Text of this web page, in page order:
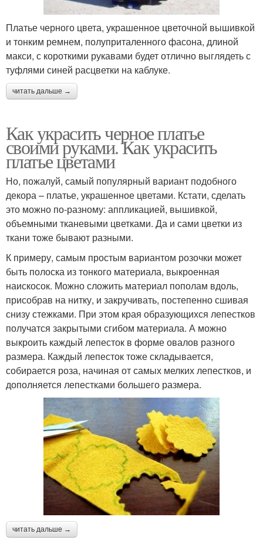
Платье черного цвета, украшенное цветочной вышивкой
и тонким ремнем, полуприталенного фасона, длиной
макси, с короткими рукавами будет отлично выглядеть с
туфлями синей расцветки на каблуке.
читать дальше →
Как украсить черное платье
своими руками. Как украсить
платье цветами
Но, пожалуй, самый популярный вариант подобного
декора – платье, украшенное цветами. Кстати, сделать
это можно по-разному: аппликацией, вышивкой,
объемными тканевыми цветками. Да и сами цветки из
ткани тоже бывают разными.
К примеру, самым простым вариантом розочки может
быть полоска из тонкого материала, выкроенная
наискосок. Можно сложить материал пополам вдоль,
присобрав на нитку, и закручивать, постепенно сшивая
снизу стежками. При этом края образующихся лепестков
получатся закрытыми сгибом материала. А можно
выкроить каждый лепесток в форме овалов разного
размера. Каждый лепесток тоже складывается,
собирается роза, начиная от самых мелких лепестков, и
дополняется лепестками большего размера.
читать дальше →